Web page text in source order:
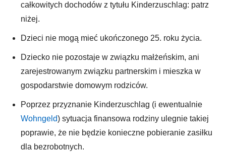
całkowitych dochodów z tytułu Kinderzuschlag: patrz
niżej.
Dzieci nie mogą mieć ukończonego 25. roku życia.
Dziecko nie pozostaje w związku małżeńskim, ani
zarejestrowanym związku partnerskim i mieszka w
gospodarstwie domowym rodziców.
Poprzez przyznanie Kinderzuschlag (i ewentualnie
Wohngeld) sytuacja finansowa rodziny ulegnie takiej
poprawie, że nie będzie konieczne pobieranie zasiłku
dla bezrobotnych.